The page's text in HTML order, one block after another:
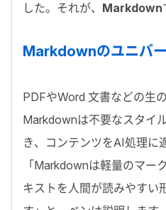
した。それが、 Markdown
Markdownのユニバ
PDFやWord 文書などの生
Markdownは不要なスタイ
き、コンテンツをAI処理に
「Markdownは軽量のマー
キストを人間が読みやすい